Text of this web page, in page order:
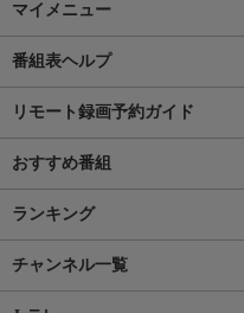
マイメニュー
番組表ヘルプ
リモート録画予約ガイド
おすすめ番組
ランキング
チャンネル一覧